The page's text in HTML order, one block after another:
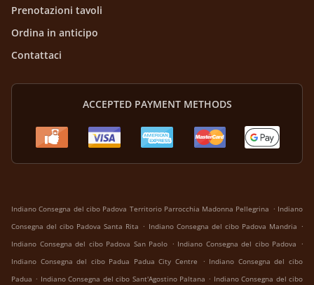
Prenotazioni tavoli
Ordina in anticipo
Contattaci
ACCEPTED PAYMENT METHODS
Indiano Consegna del cibo Padova Territorio Parrocchia Madonna Pellegrina . Indiano
Consegna del cibo Padova Santa Rita . Indiano Consegna del cibo Padova Mandria .
Indiano Consegna del cibo Padova San Paolo . Indiano Consegna del cibo Padova .
Indiano Consegna del cibo Padua Padua City Centre
. Indiano Consegna del cibo
Padua . Indiano Consegna del cibo Sant'Agostino Paltana . Indiano Consegna del cibo